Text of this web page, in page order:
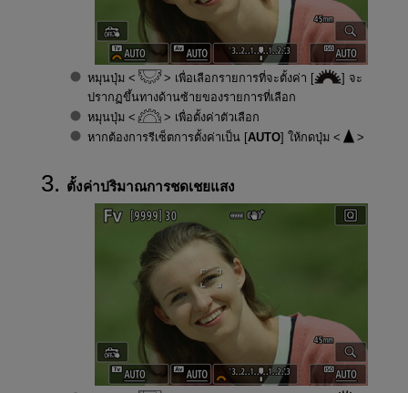
หมุนปุ่ม เพื่อเลือกรายการที่จะตั้งค่า [
] จะ
ปรากฏขึ้นทางด้านซ้ายของรายการที่เลือก
หมุนปุ่ม
เพื่อตั้งค่าตัวเลือก
หากต้องการรีเซ็ตการตั้งค่าเป็น [AUTO] ให้กดปุ่ม
ตั้งค่าปริมาณการชดเชยแสง